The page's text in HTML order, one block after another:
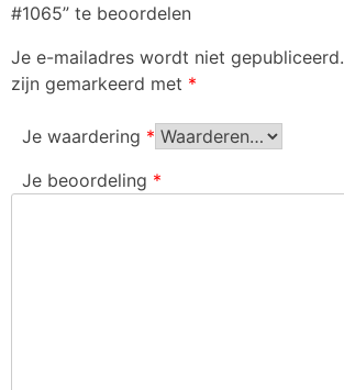
#1065” te beoordelen
Je e-mailadres wordt niet gepubliceerd.
zijn gemarkeerd met *
Je waardering *
Je beoordeling *